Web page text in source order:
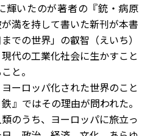
輝いたのが著者の『銃・病原
満を持して書いた新刊が本書
での世界」の叡智（えいち）
代の工業化社会に生かすこと
と。
ーロッパ化された世界のこと
』ではその理由が問われた。
のうち、ヨーロッパに旅立っ